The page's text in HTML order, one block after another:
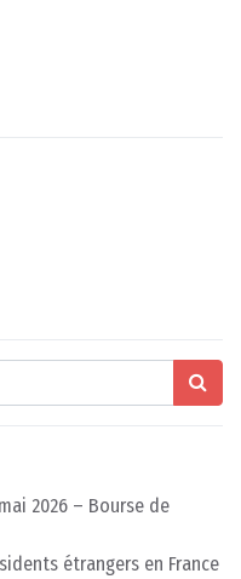
2026 – Bourse de
étrangers en France